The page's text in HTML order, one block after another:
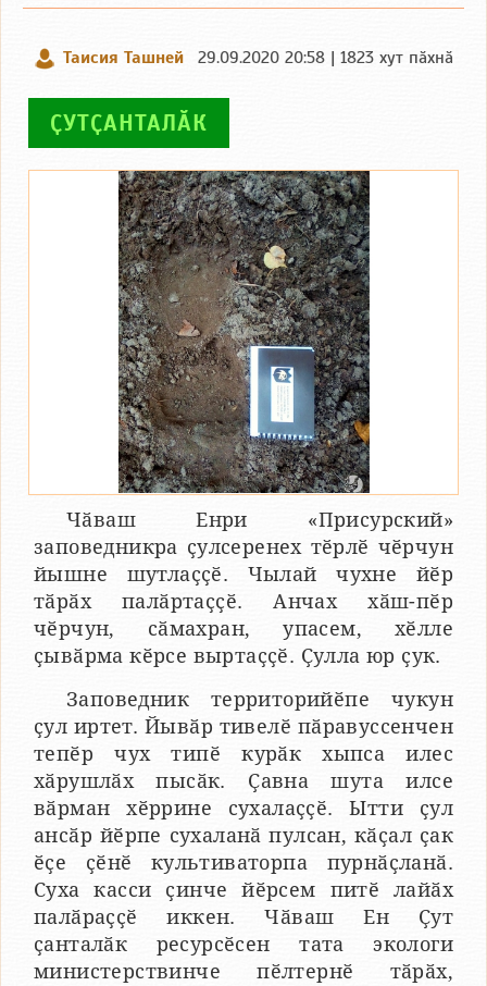
Таисия Ташней 29.09.2020 20:58 | 1823 хут пӑхнӑ
ҪУТҪАНТАЛӐК
Чӑваш Енри «Присурский»
заповедникра ҫулсеренех тӗрлӗ чӗрчун
йышне шутлаҫҫӗ. Чылай чухне йӗр
тӑрӑх палӑртаҫҫӗ. Анчах хӑш-пӗр
чӗрчун, сӑмахран, упасем, хӗлле
ҫывӑрма кӗрсе выртаҫҫӗ. Ҫулла юр ҫук.
Заповедник территорийӗпе чукун
ҫул иртет. Йывӑр тивелӗ пӑравуссенчен
тепӗр чух типӗ курӑк хыпса илес
хӑрушлӑх пысӑк. Ҫавна шута илсе
вӑрман хӗррине сухалаҫҫӗ. Ытти ҫул
ансӑр йӗрпе сухаланӑ пулсан, кӑҫал ҫак
ӗҫе ҫӗнӗ культиваторпа пурнӑҫланӑ.
Суха касси ҫинче йӗрсем питӗ лайӑх
палӑраҫҫӗ иккен. Чӑваш Ен Ҫут
ҫанталӑк ресурсӗсен тата экологи
министерствинче пӗлтернӗ тӑрӑх,